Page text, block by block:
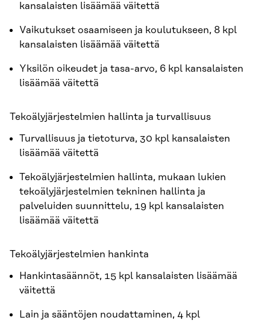
kansalaisten lisäämää väitettä
Vaikutukset osaamiseen ja koulutukseen, 8 kpl
kansalaisten lisäämää väitettä
Yksilön oikeudet ja tasa-arvo, 6 kpl kansalaisten
lisäämää väitettä
Tekoälyjärjestelmien hallinta ja turvallisuus
Turvallisuus ja tietoturva, 30 kpl kansalaisten
lisäämää väitettä
Tekoälyjärjestelmien hallinta, mukaan lukien
tekoälyjärjestelmien tekninen hallinta ja
palveluiden suunnittelu, 19 kpl kansalaisten
lisäämää väitettä
Tekoälyjärjestelmien hankinta
Hankintasäännöt, 15 kpl kansalaisten lisäämää
väitettä
Lain ja sääntöjen noudattaminen, 4 kpl